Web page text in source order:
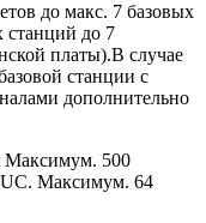
до макс. 7 базовых
станций до 7
платы).В случае
станции с
дополнительно
Максимум. 500
Максимум. 64